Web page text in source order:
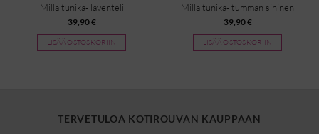
Milla tunika- laventeli
39,90€
LISÄÄ OSTOSKORIIN
Milla tunika- tumman sininen
39,90€
LISÄÄ OSTOSKORIIN
TERVETULOA KOTIROUVAN KAUPPAAN